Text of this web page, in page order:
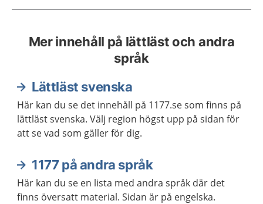
Mer innehåll på lättläst och andra
språk
Lättläst svenska
Här kan du se det innehåll på 1177.se som finns på
lättläst svenska. Välj region högst upp på sidan för
att se vad som gäller för dig.
1177 på andra språk
Här kan du se en lista med andra språk där det
finns översatt material. Sidan är på engelska.